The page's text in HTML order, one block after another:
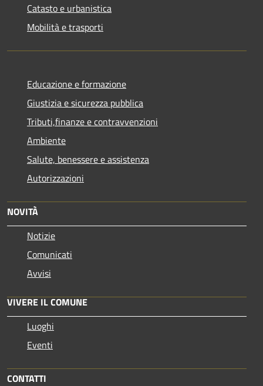
Catasto e urbanistica
Mobilità e trasporti
Educazione e formazione
Giustizia e sicurezza pubblica
Tributi,finanze e contravvenzioni
Ambiente
Salute, benessere e assistenza
Autorizzazioni
NOVITÀ
Notizie
Comunicati
Avvisi
VIVERE IL COMUNE
Luoghi
Eventi
CONTATTI